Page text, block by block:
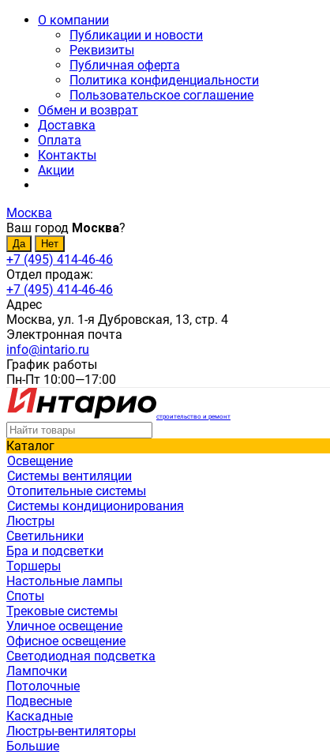
О компании
Публикации и новости
Реквизиты
Публичная оферта
Политика конфиденциальности
Пользовательское соглашение
Обмен и возврат
Доставка
Оплата
Контакты
Акции
Москва
Ваш город Москва?
+7 (495) 414-46-46
Отдел продаж:
+7 (495) 414-46-46
Адрес
Москва, ул. 1-я Дубровская, 13, стр. 4
Электронная почта
info@intario.ru
График работы
Пн-Пт 10:00—17:00
строительство и ремонт
Каталог
Освещение
Системы вентиляции
Отопительные системы
Системы кондиционирования
Люстры
Светильники
Бра и подсветки
Торшеры
Настольные лампы
Споты
Трековые системы
Уличное освещение
Офисное освещение
Светодиодная подсветка
Лампочки
Потолочные
Подвесные
Каскадные
Люстры-вентиляторы
Большие